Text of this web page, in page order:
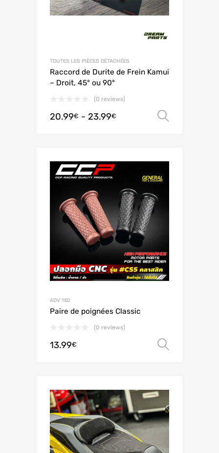
TOUTES LES PIÈCES DÉTACHÉES
Raccord de Durite de Frein Kamui
– Droit, 45° ou 90°
(0 reviews)
20.99€ - 23.99€
ADV 150
Paire de poignées Classic
(0 reviews)
13.99€